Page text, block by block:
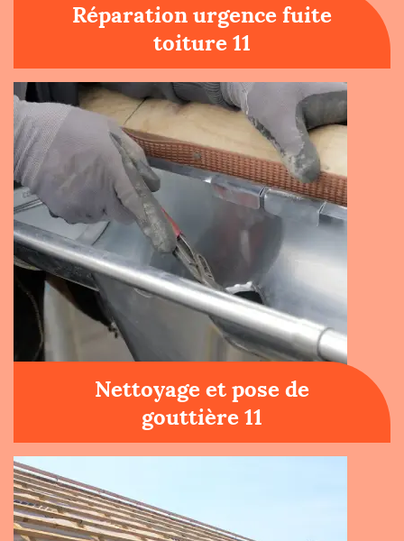
Réparation urgence fuite
toiture 11
Nettoyage et pose de
gouttière 11